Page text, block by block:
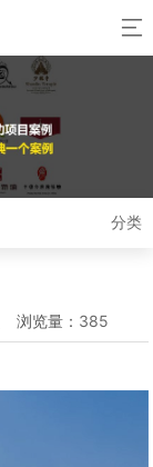
分类
浏览量： 385